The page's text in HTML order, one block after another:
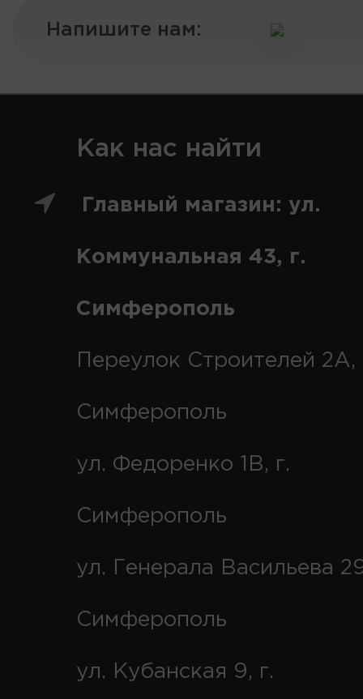
Напишите нам:
Как нас найти
Главный магазин: ул.
Коммунальная 43, г.
Симферополь
Переулок Строителей 2А,
Симферополь
ул. Федоренко 1В, г.
Симферополь
ул. Генерала Васильева
Симферополь
ул. Кубанская 9, г.